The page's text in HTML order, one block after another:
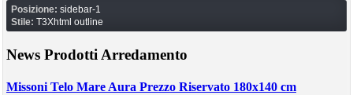
Posizione: sidebar-1
Stile: T3Xhtml outline
News Prodotti Arredamento
Missoni Telo Mare Aura Prezzo Riservato 180x140 cm